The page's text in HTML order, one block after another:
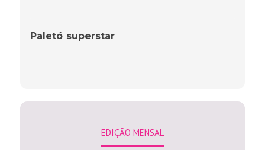
Paletó superstar
EDIÇÃO MENSAL